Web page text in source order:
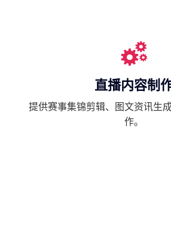
直播内容制
提供赛事集锦剪辑、图文资讯生
作。